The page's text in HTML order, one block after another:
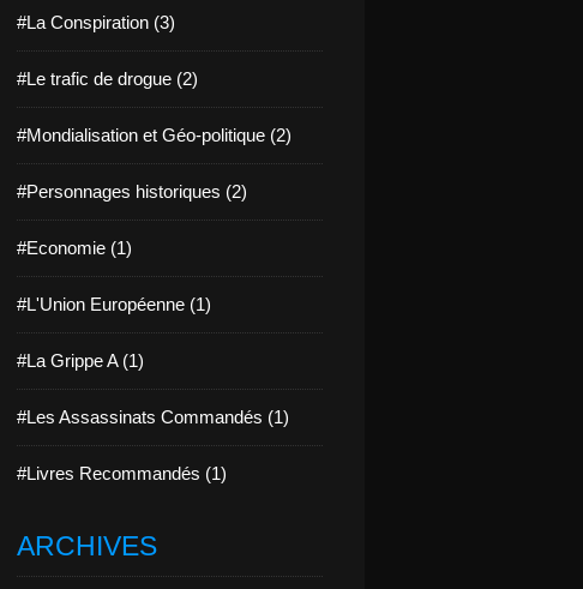
#La Conspiration (3)
#Le trafic de drogue (2)
#Mondialisation et Géo-politique (2)
#Personnages historiques (2)
#Economie (1)
#L'Union Européenne (1)
#La Grippe A (1)
#Les Assassinats Commandés (1)
#Livres Recommandés (1)
ARCHIVES